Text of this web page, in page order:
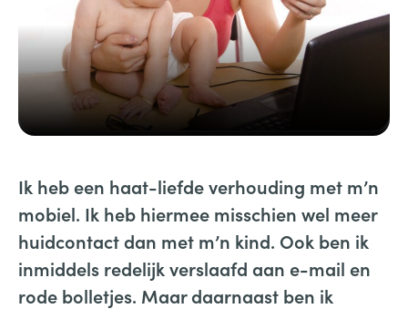
Ik heb een haat-liefde verhouding met m’n
mobiel. Ik heb hiermee misschien wel meer
huidcontact dan met m’n kind. Ook ben ik
inmiddels redelijk verslaafd aan e-mail en
rode bolletjes. Maar daarnaast ben ik